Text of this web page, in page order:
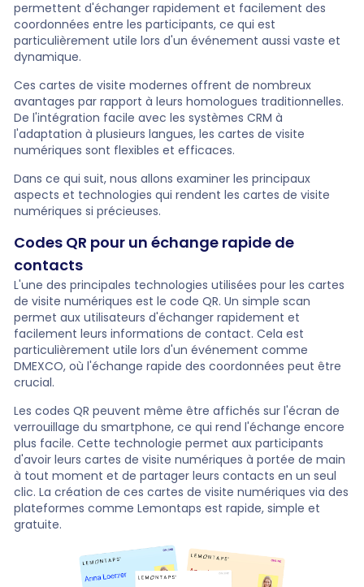
permettent d'échanger rapidement et facilement des
coordonnées entre les participants, ce qui est
particulièrement utile lors d'un événement aussi vaste et
dynamique.
Ces cartes de visite modernes offrent de nombreux
avantages par rapport à leurs homologues traditionnelles.
De l'intégration facile avec les systèmes CRM à
l'adaptation à plusieurs langues, les cartes de visite
numériques sont flexibles et efficaces.
Dans ce qui suit, nous allons examiner les principaux
aspects et technologies qui rendent les cartes de visite
numériques si précieuses.
Codes QR pour un échange rapide de
contacts
L'une des principales technologies utilisées pour les cartes
de visite numériques est le code QR. Un simple scan
permet aux utilisateurs d'échanger rapidement et
facilement leurs informations de contact. Cela est
particulièrement utile lors d'un événement comme
DMEXCO, où l'échange rapide des coordonnées peut être
crucial.
Les codes QR peuvent même être affichés sur l'écran de
verrouillage du smartphone, ce qui rend l'échange encore
plus facile. Cette technologie permet aux participants
d'avoir leurs cartes de visite numériques à portée de main
à tout moment et de partager leurs contacts en un seul
clic. La création de ces cartes de visite numériques via des
plateformes comme Lemontaps est rapide, simple et
gratuite.